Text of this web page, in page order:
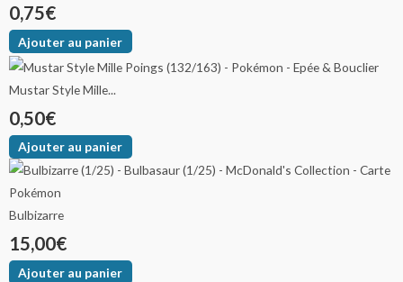
0,75€
Ajouter au panier
Mustar Style Mille...
0,50€
Ajouter au panier
Bulbizarre
15,00€
Ajouter au panier